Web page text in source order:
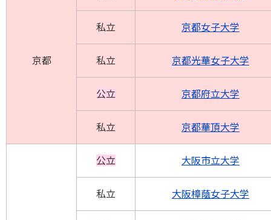
京都
私立 京都女子大学
私立 京都光華女子大学
公立 京都府立大学
私立 京都華頂大学
公立 大阪市立大学
私立 大阪樟蔭女子大学